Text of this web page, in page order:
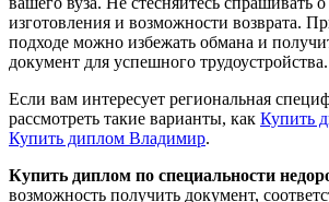
изготовления и возможности возврата.
подходе можно избежать обмана и
документ для успешного трудоустройства.
Если вам интересует региональная
рассмотреть такие варианты, как Купить
Купить диплом Владимир.
Купить диплом по специальности
возможность получить документ,